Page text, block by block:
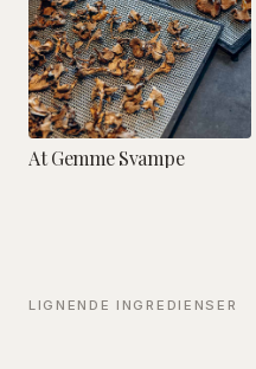
At Gemme Svampe
LIGNENDE INGREDIENSER